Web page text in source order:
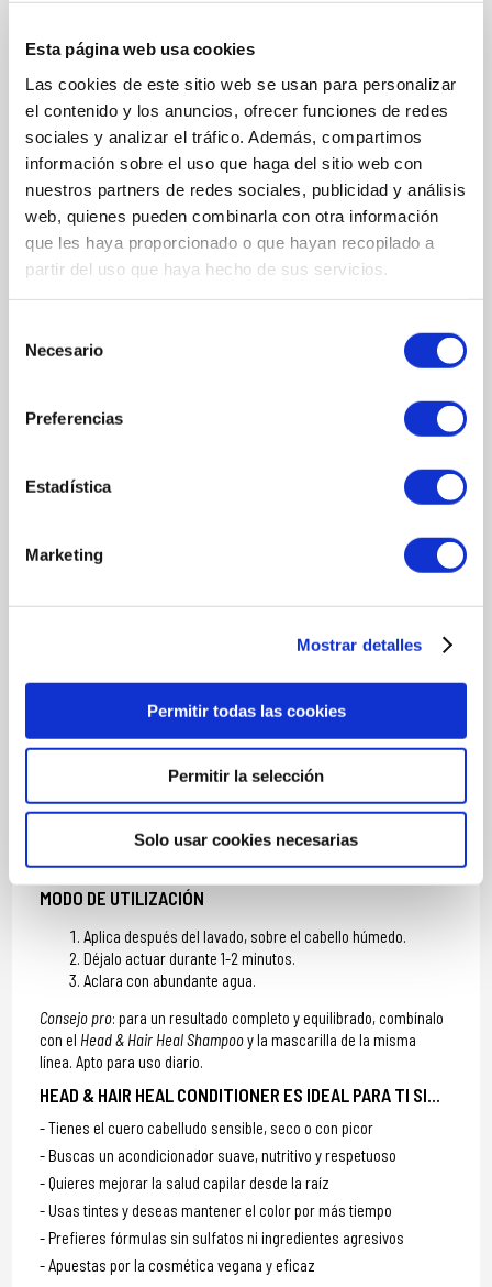
Esta página web usa cookies
Las cookies de este sitio web se usan para personalizar
el contenido y los anuncios, ofrecer funciones de redes
sociales y analizar el tráfico. Además, compartimos
información sobre el uso que haga del sitio web con
nuestros partners de redes sociales, publicidad y análisis
web, quienes pueden combinarla con otra información
que les haya proporcionado o que hayan recopilado a
partir del uso que haya hecho de sus servicios.
Necesario
Preferencias
Estadística
Marketing
Mostrar detalles
Permitir todas las cookies
Permitir la selección
Solo usar cookies necesarias
COMPOSICIÓN
INGREDIENTES
Aqua/Water/Eau, Cetearyl Alcohol, PPG-3 Benzyl Ether Myristate,
Behentrimonium Chloride, Polyglyceryl-3 Polyricinoleate,
Stearamidopropyl Dimethylamine, Biotinoyl Tripeptide-1, Oleanolic
Acid, Apigenin, Trifolium Pratense (Clover) Flower Extract, Acetyl
(Sunflower) Seed Oil, Tocopheryl Acetate,
Amodimethicone/Morpholinomethyl Silsesquioxane Copolymer,
Hydrogenated Castor Oil, Pentaerythrityl Tetra-Di-T-Butyl
Hydroxyhydrocinnamate, Piroctone Olamine, Dehydroacetic Acid,
PPG-26-Buteth-26, Sodium Chloride, Sodium Benzoate, Potassium
Sorbate, Citric Acid, Phenoxyethanol, Parfum/Fragrance, CI
PRINCIPIOS ACTIVOS DESTACADOS
Colour Guard Complex– Protege el color frente a los rayos UV y
radicales libres
MÁS INFORMACIÓN
MODO DE UTILIZACIÓN
Aplica después del lavado, sobre el cabello húmedo.
Déjalo actuar durante 1-2 minutos.
Aclara con abundante agua.
Consejo pro: para un resultado completo y equilibrado, combínalo
con el Head & Hair Heal Shampooy la mascarilla de la misma
línea. Apto para uso diario.
HEAD & HAIR HEAL CONDITIONER ES IDEAL PARA TI SI...
Tienes el cuero cabelludo sensible, seco o con picor
Buscas un acondicionador suave, nutritivo y respetuoso
Quieres mejorar la salud capilar desde la raíz
Usas tintes y deseas mantener el color por más tiempo
Prefieres fórmulas sin sulfatos ni ingredientes agresivos
Apuestas por la cosmética vegana y eficaz